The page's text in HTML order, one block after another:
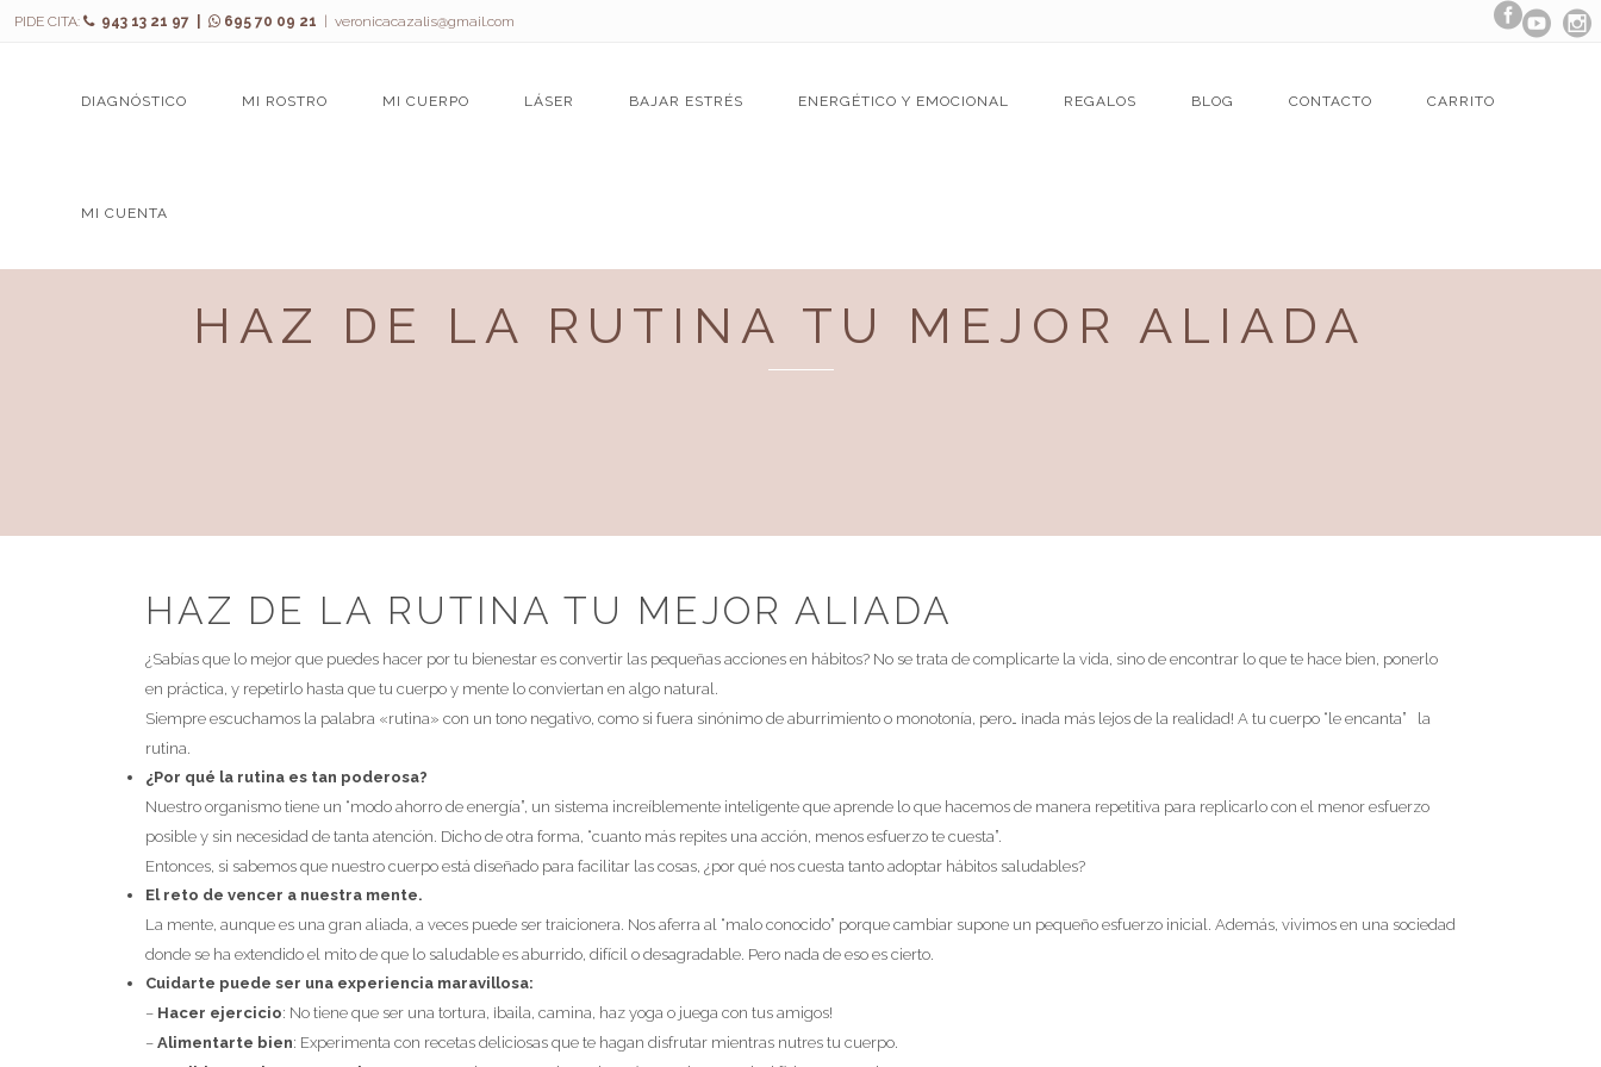
PIDE CITA: 943 13 21 97 | 695 70 09 21 veronicacazalis@gmail.com
DIAGNÓSTICO MI ROSTRO MI CUERPO LÁSER BAJAR ESTRÉS ENERGÉTICO Y EMOCIONAL REGALOS BLOG CONTACTO CARRITO
MI CUENTA
HAZ DE LA RUTINA TU MEJOR ALIADA
HAZ DE LA RUTINA TU MEJOR ALIADA
¿Sabías que lo mejor que puedes hacer por tu bienestar es convertir las pequeñas acciones en hábitos? No se trata de complicarte la vida, sino de encontrar lo que te hace bien, ponerlo
en práctica, y repetirlo hasta que tu cuerpo y mente lo conviertan en algo natural.
Siempre escuchamos la palabra «rutina» con un tono negativo, como si fuera sinónimo de aburrimiento o monotonía, pero… ¡nada más lejos de la realidad! A tu cuerpo “le encanta” la
rutina.
¿Por qué la rutina es tan poderosa?
Nuestro organismo tiene un “modo ahorro de energía”, un sistema increíblemente inteligente que aprende lo que hacemos de manera repetitiva para replicarlo con el menor esfuerzo
posible y sin necesidad de tanta atención. Dicho de otra forma, “cuanto más repites una acción, menos esfuerzo te cuesta”.
Entonces, si sabemos que nuestro cuerpo está diseñado para facilitar las cosas, ¿por qué nos cuesta tanto adoptar hábitos saludables?
El reto de vencer a nuestra mente.
La mente, aunque es una gran aliada, a veces puede ser traicionera. Nos aferra al “malo conocido” porque cambiar supone un pequeño esfuerzo inicial. Además, vivimos en una sociedad
donde se ha extendido el mito de que lo saludable es aburrido, difícil o desagradable. Pero nada de eso es cierto.
Cuidarte puede ser una experiencia maravillosa:
– Hacer ejercicio: No tiene que ser una tortura, ¡baila, camina, haz yoga o juega con tus amigos!
– Alimentarte bien: Experimenta con recetas deliciosas que te hagan disfrutar mientras nutres tu cuerpo.
HORARIO:
De lunes a Viernes de 9 a 13 y de 15 a 20.
Horario de atención al público de 10 a 13 y de 16 a 20
Protección de datos|Aviso Legal| Términos y
condiciones
943 13 21 97
695 70 09 21
info@veronicacazalis.com
Gipuzkoa kalea, 8 bajo • Zarautz
¿Quieres estar al tanto de nuestras promociones?
Apúntate a nuestra newsletter